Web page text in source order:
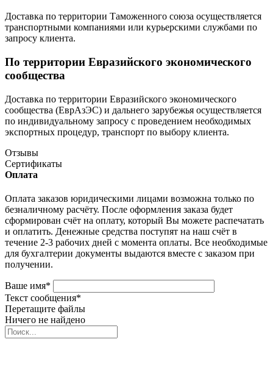
Доставка по территории Таможенного союза осуществляется
транспортными компаниями или курьерскими службами по
запросу клиента.
По территории Евразийского экономического
сообщества
Доставка по территории Евразийского экономического
сообщества (ЕврАзЭС) и дальнего зарубежья осуществляется
по индивидуальному запросу с проведением необходимых
экспортных процедур, транспорт по выбору клиента.
Отзывы
Сертификаты
Оплата
Оплата заказов юридическими лицами возможна только по
безналичному расчёту. После оформления заказа будет
сформирован счёт на оплату, который Вы можете распечатать
и оплатить. Денежные средства поступят на наш счёт в
течение 2-3 рабочих дней с момента оплаты. Все необходимые
для бухгалтерии документы выдаются вместе с заказом при
получении.
Ваше имя*
Текст сообщения*
Перетащите файлы
Ничего не найдено